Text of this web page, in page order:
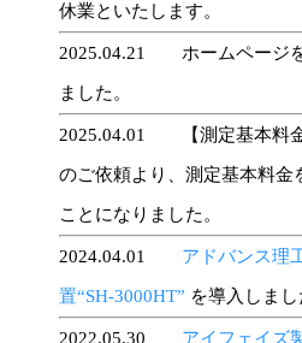
休業といたします。
2025.04.21 ホームページ
ました。
2025.04.01 【測定基本料金
のご依頼より、測定基本料金
ことになりました。
2024.04.01 アドバンス理
置“SH-3000HT” を導入しまし
2022.05.30 アイフェイズ